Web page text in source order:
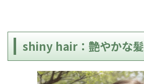
shiny hair：艶やかな髪